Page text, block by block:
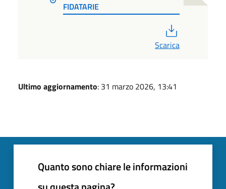
FIDATARIE
Scarica
Ultimo aggiornamento: 31 marzo 2026, 13:41
Quanto sono chiare le informazioni